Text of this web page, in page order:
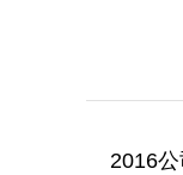
2016公